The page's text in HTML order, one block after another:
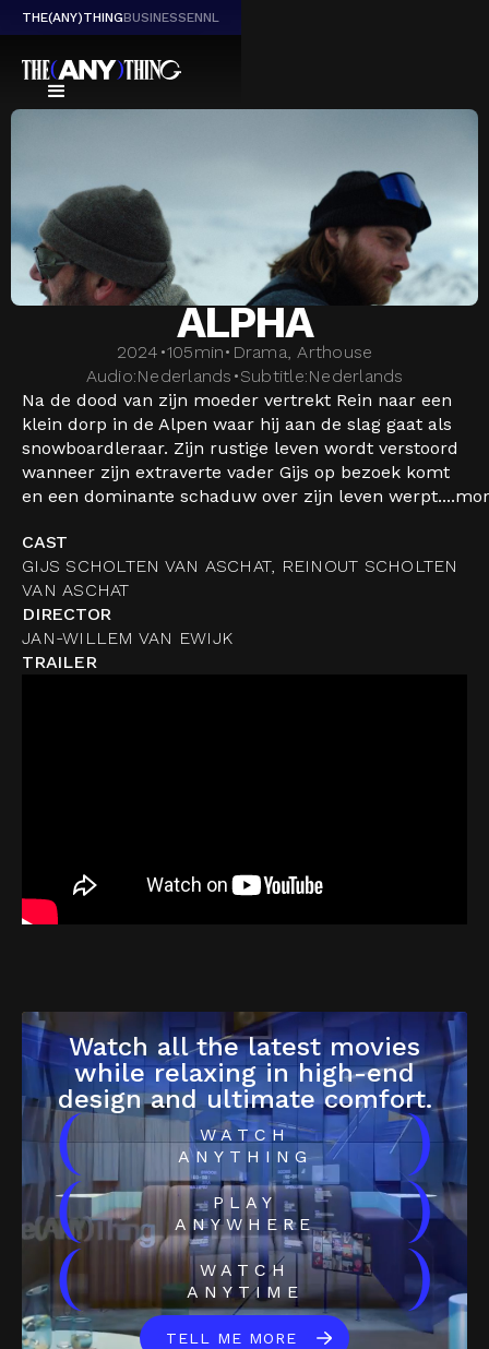
THE(ANY)THINGBUSINESSENNL
ALPHA
2024 •105min• Drama, Arthouse
Audio:Nederlands •Subtitle:Nederlands
Na de dood van zijn moeder vertrekt Rein naar een
klein dorp in de Alpen waar hij aan de slag gaat als
snowboardleraar. Zijn rustige leven wordt verstoord
wanneer zijn extraverte vader Gijs op bezoek komt
en een dominante schaduw over zijn leven werpt....
CAST
GIJS SCHOLTEN VAN ASCHAT, REINOUT SCHOLTEN
VAN ASCHAT
DIRECTOR
JAN-WILLEM VAN EWIJK
TRAILER
Watch all the latest movies
while relaxing in high-end
design and ultimate comfort.
(
WATCH
ANYTHING
)
(
PLAY
ANYWHERE
)
(
WATCH
ANYTIME
)
TELL ME MORE